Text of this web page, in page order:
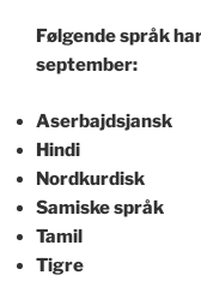
Følgende språk
september:
Aserbajdsjansk
Hindi
Nordkurdisk
Samiske språk
Tamil
Tigre